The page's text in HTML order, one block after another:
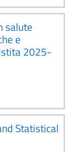
salute
e
2025-
Statistical